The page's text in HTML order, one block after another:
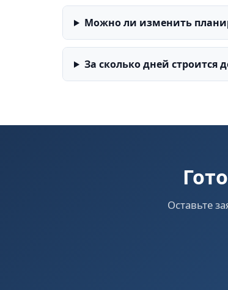
Можно ли изменить
За сколько дней строится
Оставьте